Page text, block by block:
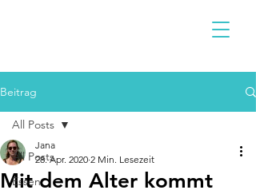
Beitrag
All Posts
Essen
All Posts
Mit dem Alter kommt
Jana
28. Apr. 2020 2 Min. Lesezeit